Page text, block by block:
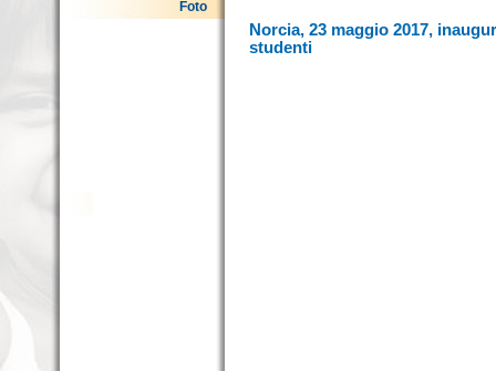
Foto
Norcia, 23 maggio 2017,
studenti